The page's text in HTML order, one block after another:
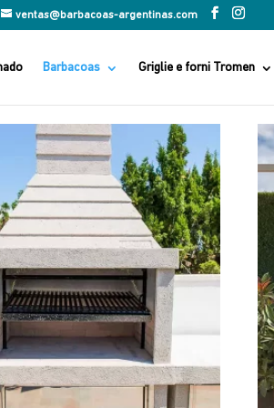
ventas@barbacoas-argentinas.com
Barbacoas Griglie e forni Tromen